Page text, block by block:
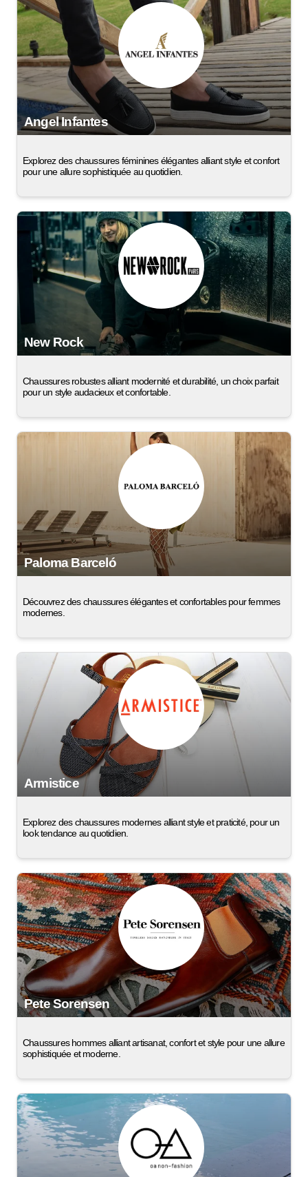
Angel Infantes
Explorez des chaussures féminines élégantes alliant style et confort
pour une allure sophistiquée au quotidien.
New Rock
Chaussures robustes alliant modernité et durabilité, un choix parfait
pour un style audacieux et confortable.
Paloma Barceló
Découvrez des chaussures élégantes et confortables pour femmes
modernes.
Armistice
Explorez des chaussures modernes alliant style et praticité, pour un
look tendance au quotidien.
Pete Sorensen
Chaussures hommes alliant artisanat, confort et style pour une allure
sophistiquée et moderne.